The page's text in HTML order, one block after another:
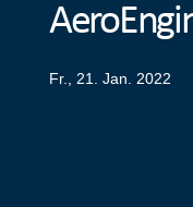
Fr., 21. Jan. 2022